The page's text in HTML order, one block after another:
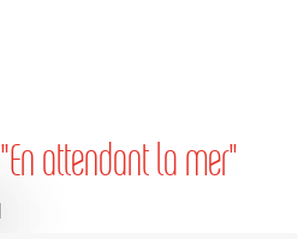
"En attendant la mer"